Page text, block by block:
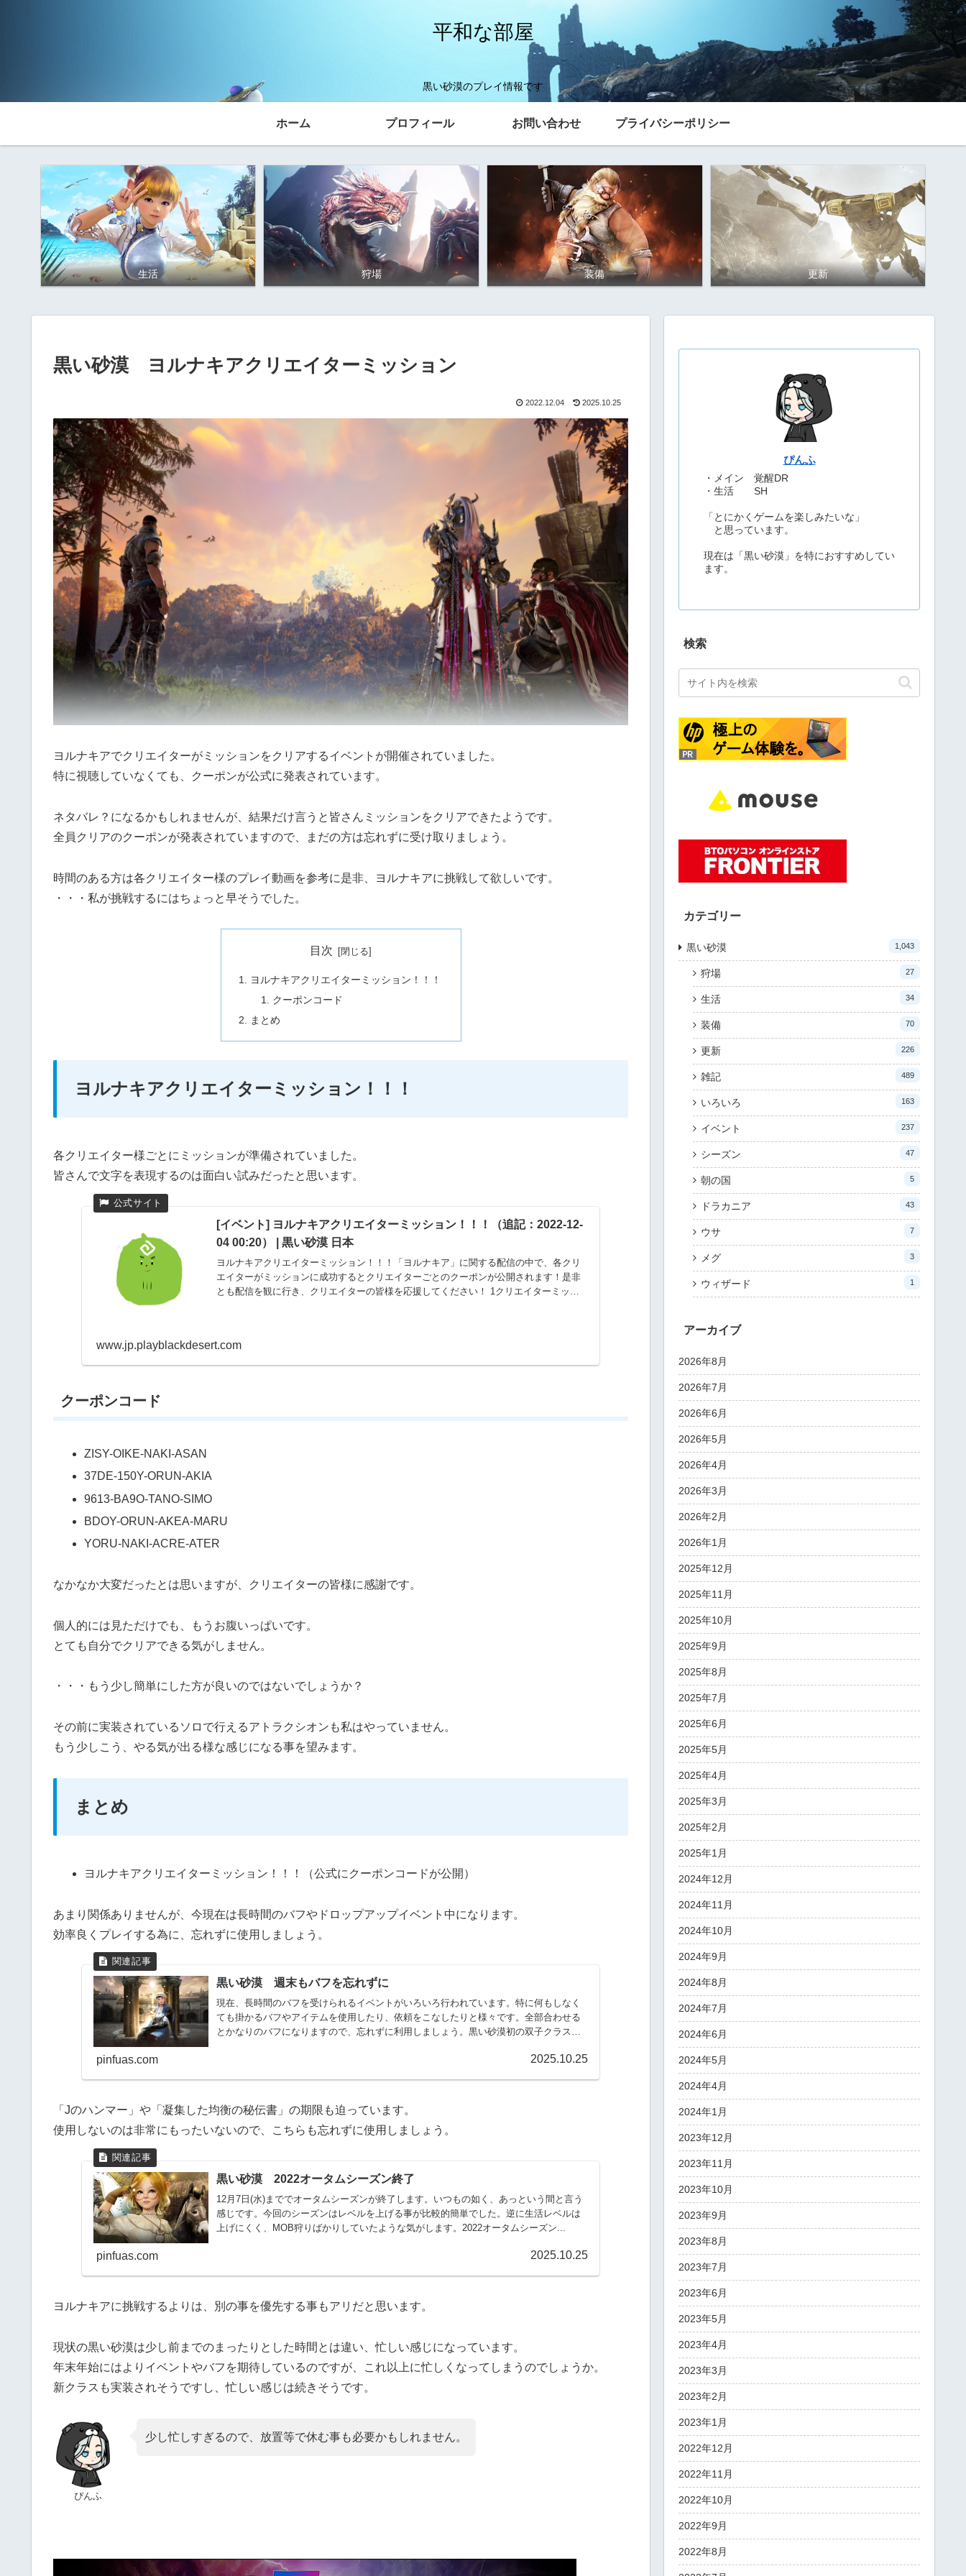
平和な部屋
黒い砂漠のプレイ情報です
ホーム プロフィール お問い合わせ プライバシーポリシー
生活 狩場 装備 更新
黒い砂漠 ヨルナキアクリエイターミッション
2022.12.04 2025.10.25
ヨルナキアでクリエイターがミッションをクリアするイベントが開催されていました。
特に視聴していなくても、クーポンが公式に発表されています。
ネタバレ？になるかもしれませんが、結果だけ言うと皆さんミッションをクリアできたようです。
全員クリアのクーポンが発表されていますので、まだの方は忘れずに受け取りましょう。
時間のある方は各クリエイター様のプレイ動画を参考に是非、ヨルナキアに挑戦して欲しいです。
・・・私が挑戦するにはちょっと早そうでした。
目次
ヨルナキアクリエイターミッション！！！
クーポンコード
まとめ
ヨルナキアクリエイターミッション！！！
各クリエイター様ごとにミッションが準備されていました。
皆さんで文字を表現するのは面白い試みだったと思います。
[イベント] ヨルナキアクリエイターミッション！！！（追記：2022-12-
04 00:20） | 黒い砂漠 日本
ヨルナキアクリエイターミッション！！！「ヨルナキア」に関する配信の中で、各クリ
エイターがミッションに成功するとクリエイターごとのクーポンが公開されます！是非
とも配信を観に行き、クリエイターの皆様を応援してください！ 1クリエイターミッシ
www.jp.playblackdesert.com
クーポンコード
ZISY-OIKE-NAKI-ASAN
37DE-150Y-ORUN-AKIA
9613-BA9O-TANO-SIMO
BDOY-ORUN-AKEA-MARU
YORU-NAKI-ACRE-ATER
なかなか大変だったとは思いますが、クリエイターの皆様に感謝です。
個人的には見ただけでも、もうお腹いっぱいです。
とても自分でクリアできる気がしません。
・・・もう少し簡単にした方が良いのではないでしょうか？
その前に実装されているソロで行えるアトラクシオンも私はやっていません。
もう少しこう、やる気が出る様な感じになる事を望みます。
まとめ
ヨルナキアクリエイターミッション！！！（公式にクーポンコードが公開）
あまり関係ありませんが、今現在は長時間のバフやドロップアップイベント中になります。
効率良くプレイする為に、忘れずに使用しましょう。
黒い砂漠 週末もバフを忘れずに
現在、長時間のバフを受けられるイベントがいろいろ行われています。特に何もしなく
ても掛かるバフやアイテムを使用したり、依頼をこなしたりと様々です。全部合わせる
とかなりのバフになりますので、忘れずに利用しましょう。黒い砂漠初の双子クラス！
pinfuas.com 2025.10.25
「Jのハンマー」や「凝集した均衡の秘伝書」の期限も迫っています。
使用しないのは非常にもったいないので、こちらも忘れずに使用しましょう。
黒い砂漠 2022オータムシーズン終了
12月7日(水)まででオータムシーズンが終了します。いつもの如く、あっという間と言う
感じです。今回のシーズンはレベルを上げる事が比較的簡単でした。逆に生活レベルは
上げにくく、MOB狩りばかりしていたような気がします。2022オータムシーズン...
pinfuas.com 2025.10.25
ヨルナキアに挑戦するよりは、別の事を優先する事もアリだと思います。
現状の黒い砂漠は少し前までのまったりとした時間とは違い、忙しい感じになっています。
年末年始にはよりイベントやバフを期待しているのですが、これ以上に忙しくなってしまうのでしょうか。
新クラスも実装されそうですし、忙しい感じは続きそうです。
ぴんふ
少し忙しすぎるので、放置等で休む事も必要かもしれません。
ぴんふ
・メイン 覚醒DR
・生活 SH
「とにかくゲームを楽しみたいな」
と思っています。
現在は「黒い砂漠」を特におすすめしてい
ます。
検索
カテゴリー
黒い砂漠 1,043
狩場 27
生活 34
装備 70
更新 226
雑記 489
いろいろ 163
イベント 237
シーズン 47
朝の国 5
ドラカニア 43
ウサ 7
メグ 3
ウィザード 1
アーカイブ
2026年8月
2026年7月
2026年6月
2026年5月
2026年4月
2026年3月
2026年2月
2026年1月
2025年12月
2025年11月
2025年10月
2025年9月
2025年8月
2025年7月
2025年6月
2025年5月
2025年4月
2025年3月
2025年2月
2025年1月
2024年12月
2024年11月
2024年10月
2024年9月
2024年8月
2024年7月
2024年6月
2024年5月
2024年4月
2024年1月
2023年12月
2023年11月
2023年10月
2023年9月
2023年8月
2023年7月
2023年6月
2023年5月
2023年4月
2023年3月
2023年2月
2023年1月
2022年12月
2022年11月
2022年10月
2022年9月
2022年8月